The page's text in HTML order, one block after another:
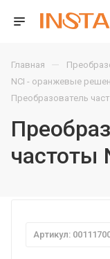
Главная —
NCI - оранжевые
Преобразователь
частоты
Артикул: